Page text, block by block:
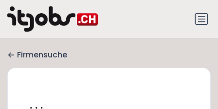
Firmensuche